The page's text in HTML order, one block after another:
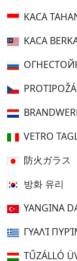
KACA
KACA
VETRO
防火ガラス
방화 유리
YANGINA
ΓΥΑΛΊ
TŰZÁLLÓ